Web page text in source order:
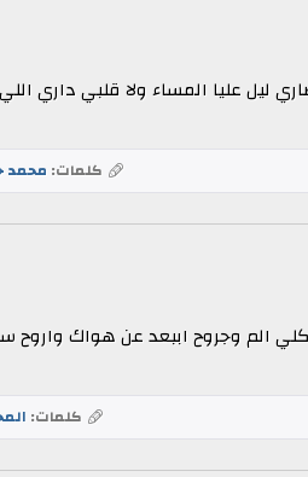
ليل عليا المساء ولا قلبي داري
كلمات: محمد
كلي الم وجروح اببعد عن هواك
كلمات: